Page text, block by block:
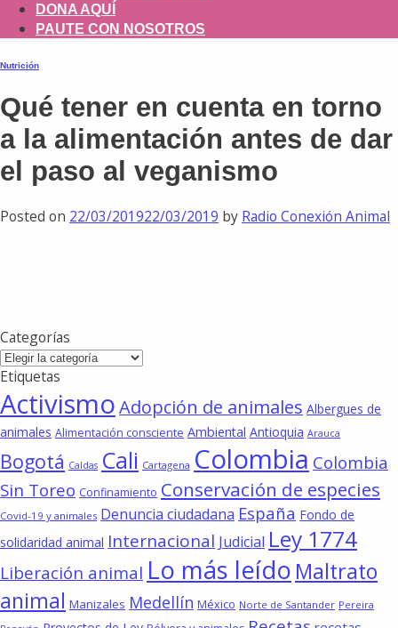
DONA AQUÍ
PAUTE CON NOSOTROS
Nutrición
Qué tener en cuenta en torno
a la alimentación antes de dar
el paso al veganismo
Posted on 22/03/201922/03/2019 by Radio Conexión Animal
Categorías
Categorías
Etiquetas
ActivismoAdopción de animales Albergues de
animales Alimentación consciente Ambiental Antioquia Arauca
Bogotá Caldas Cali Cartagena Colombia Colombia
Sin Toreo Confinamiento Conservación de especies
Covid-19 y animales Denuncia ciudadana España Fondo de
solidaridad animal Internacional Judicial Ley 1774
Liberación animal Lo más leído Maltrato
animal Manizales Medellín México Norte de Santander Pereira